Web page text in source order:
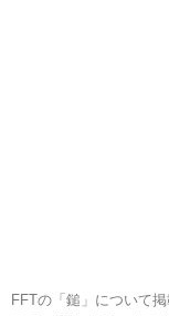
FFTの「鎚」について